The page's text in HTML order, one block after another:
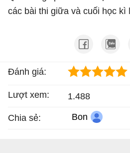
các bài thi giữa và cuối học kì
Đánh giá:
Lượt xem: 1.488
Chia sẻ: Bon